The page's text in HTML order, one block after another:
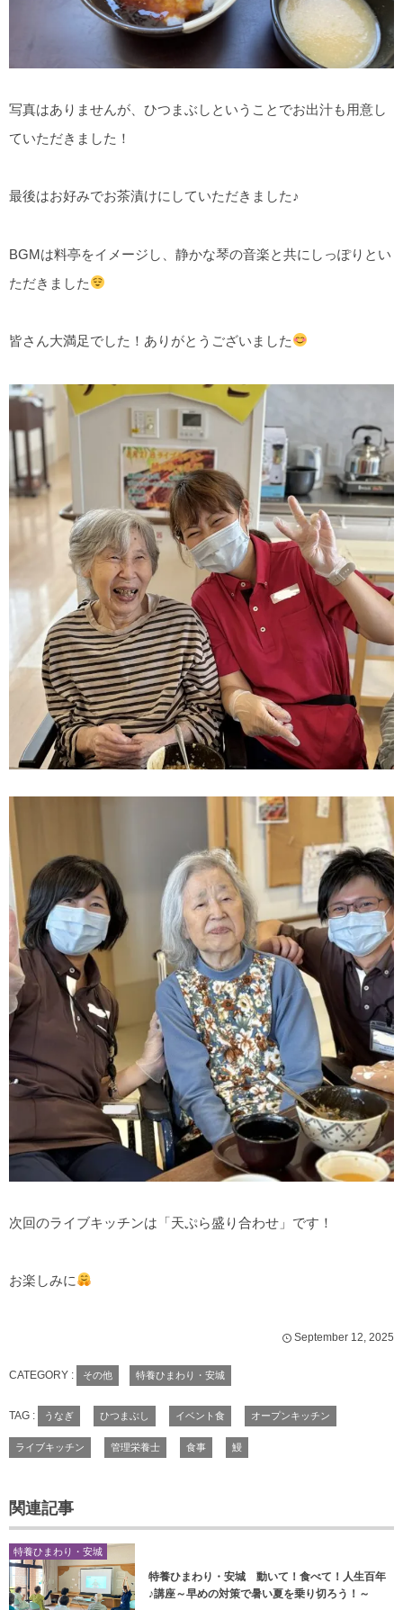
写真はありませんが、ひつまぶしということでお出汁も用意し
ていただきました！
最後はお好みでお茶漬けにしていただきました♪
BGMは料亭をイメージし、静かな琴の音楽と共にしっぽりとい
ただきました
皆さん大満足でした！ありがとうございました
次回のライブキッチンは「天ぷら盛り合わせ」です！
お楽しみに
September 12, 2025
CATEGORY : その他 特養ひまわり・安城
TAG : うなぎ ひつまぶし イベント食 オープンキッチン
ライブキッチン 管理栄養士 食事 鰻
関連記事
特養ひまわり・安城
特養ひまわり・安城 動いて！食べて！人生百年
♪講座～早めの対策で暑い夏を乗り切ろう！～